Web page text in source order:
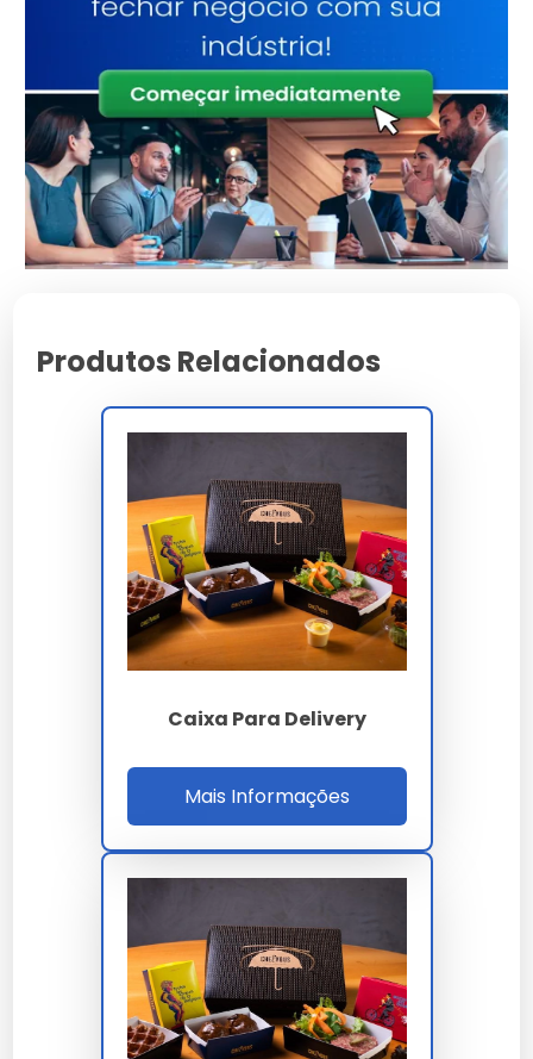
fechamento tab lock entrega BCT 4 kN ASTM
D642 adequada pilha 3 níveis, estabilidade
dimensional 3% e planicidade 0,03 mm/m para
suporte uniforme da pizza sem deformação. O
revestimento interno food-grade PVOH
dispersão aquosa 6 g/m² FEFCO 1201 ou papel
couché food-grade 60 g/m² entrega barreira
graxa OGR 8 Kit 3M Scale preservando
integridade visual da caixa sem migração de
A conformidade integra RDC 105/1999 ANVISA
contato direto alimentos, RDC 71/2017 food-
grade, RDC 91/2001 migração específica, RDC
216/2004 manipulação temperatura acima de
21, ISO 22000 gestão segurança alimentar, FSC
Forest Stewardship Council cadeia custódia CoC
e CERFLOR brasileiro. A homologação cobre
iFood Pizzaria, Uber Eats Pizza, 99Food Approved,
redes franqueadas Domino's Pizza, Pizza Hut,
Papa John's, Patroni Pizza, Pizza Prime e pizzarias
artesanais gourmet delivery.
Para qualificação B2B o comprador valida laudo
retenção crocância 25 min, OGR 8 Kit 3M Scale,
migração ISO 18856, homologação iFood Pizzaria,
MTBF formadora 1000h, setup 12 min, ROI 17% e
SLA OTIF 98%. A auditoria cobre ISO 9001, 14001,
estoque 30 dias, RDC 105 e RoHS 3. O ROI 17%
considera 72% redução reclamação crocância,
32% fidelização pizzaria e 26% diferenciação
crocância premium.
Produtos Relacionados
Caixa Para Delivery
Mais Informações